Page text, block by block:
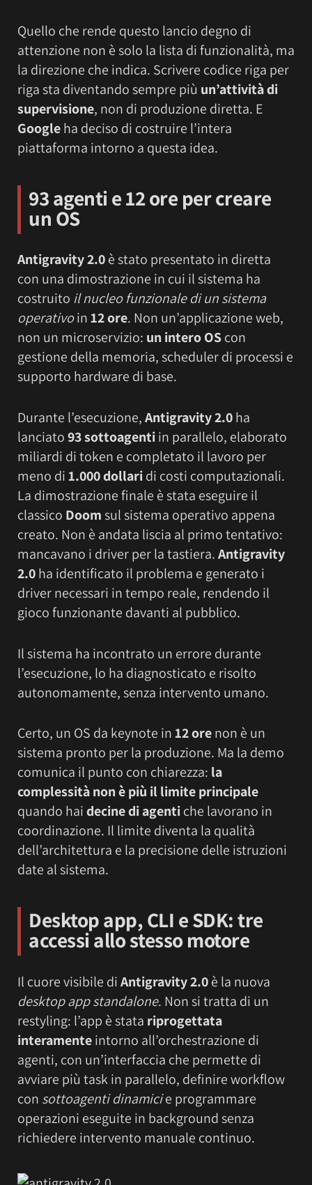
Quello che rende questo lancio degno di
attenzione non è solo la lista di funzionalità, ma
la direzione che indica. Scrivere codice riga per
riga sta diventando sempre più un’attività di
supervisione, non di produzione diretta. E
Googleha deciso di costruire l’intera
piattaforma intorno a questa idea.
93 agenti e 12 ore per creare
un OS
Antigravity 2.0è stato presentato in diretta
con una dimostrazione in cui il sistema ha
costruito il nucleo funzionale di un sistema
operativoin12 ore. Non un’applicazione web,
non un microservizio: un intero OScon
gestione della memoria, scheduler di processi e
supporto hardware di base.
Durante l’esecuzione,Antigravity 2.0ha
lanciato93 sottoagentiin parallelo, elaborato
miliardi di token e completato il lavoro per
meno di1.000 dollaridi costi computazionali.
La dimostrazione finale è stata eseguire il
classico Doomsul sistema operativo appena
creato. Non è andata liscia al primo tentativo:
mancavano i driver per la tastiera.Antigravity
2.0ha identificato il problema e generato i
driver necessari in tempo reale, rendendo il
gioco funzionante davanti al pubblico.
Il sistema ha incontrato un errore durante
l’esecuzione, lo ha diagnosticato e risolto
autonomamente, senza intervento umano.
Certo, un OS da keynote in12 orenon è un
sistema pronto per la produzione. Ma la demo
comunica il punto con chiarezza: la
complessità non è più il limite principale
quando haidecine di agentiche lavorano in
coordinazione. Il limite diventa la qualità
dell’architettura e la precisione delle istruzioni
date al sistema.
Desktop app, CLI e SDK: tre
accessi allo stesso motore
Il cuore visibile diAntigravity 2.0è la nuova
desktop app standalone. Non si tratta di un
restyling: l’app è stata riprogettata
interamenteintorno all’orchestrazione di
agenti, con un’interfaccia che permette di
avviare più task in parallelo, definire workflow
con sottoagenti dinamicie programmare
operazioni eseguite in background senza
richiedere intervento manuale continuo.